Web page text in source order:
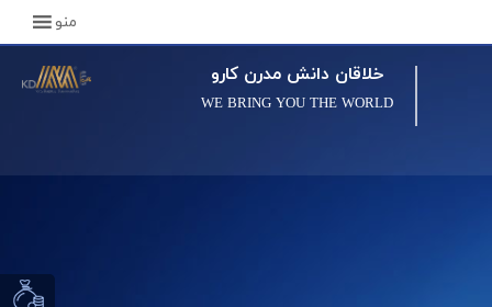
خلاقان دانش مدرن کارو
WE BRING YOU THE WORLD
منو